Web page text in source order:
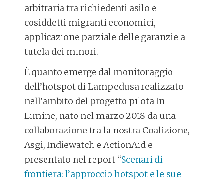
arbitraria tra richiedenti asilo e
cosiddetti migranti economici,
applicazione parziale delle garanzie a
tutela dei minori.
È quanto emerge dal monitoraggio
dell’hotspot di Lampedusa realizzato
nell’ambito del progetto pilota In
Limine, nato nel marzo 2018 da una
collaborazione tra la nostra Coalizione,
Asgi, Indiewatch e ActionAid e
presentato nel report “Scenari di
frontiera: l’approccio hotspot e le sue